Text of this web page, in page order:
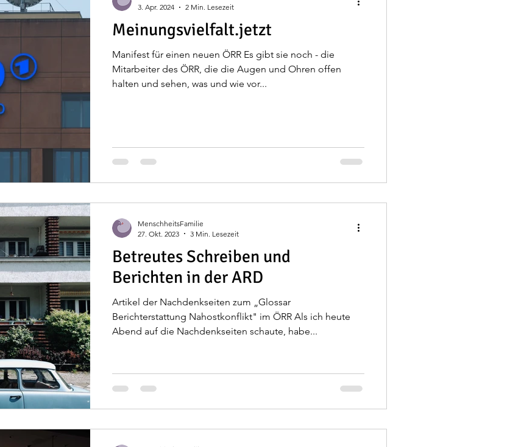
Meinungsvielfalt.jetzt
Manifest für einen neuen ÖRR Es gibt sie noch - die
Mitarbeiter des ÖRR, die die Augen und Ohren offen
halten und sehen, was und wie vor...
3. Apr. 2024
2 Min. Lesezeit
Betreutes Schreiben und
Berichten in der ARD
Artikel der Nachdenkseiten zum „Glossar
Berichterstattung Nahostkonflikt" im ÖRR Als ich heute
Abend auf die Nachdenkseiten schaute, habe...
MenschheitsFamilie
27. Okt. 2023
3 Min. Lesezeit